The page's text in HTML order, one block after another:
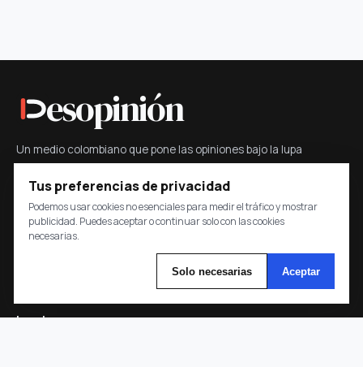
esopinión
Un medio colombiano que pone las opiniones bajo la lupa
mediante contexto, datos y preguntas.
Transparencia
Desopinión
Política de Privacidad
Sobre Nosotros
Legal
Tus preferencias de privacidad
Podemos usar cookies no esenciales para medir el tráfico y mostrar
publicidad. Puedes aceptar o continuar solo con las cookies
necesarias.
Solo necesarias Aceptar